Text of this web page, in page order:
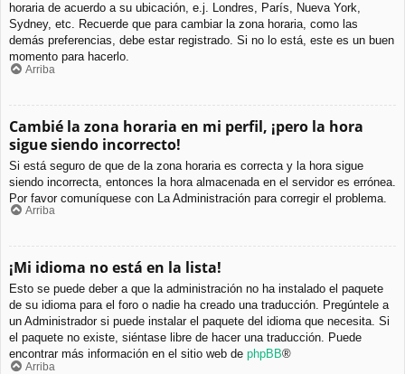
horaria de acuerdo a su ubicación, e.j. Londres, París, Nueva York,
Sydney, etc. Recuerde que para cambiar la zona horaria, como las
demás preferencias, debe estar registrado. Si no lo está, este es un buen
momento para hacerlo.
Arriba
Cambié la zona horaria en mi perfil, ¡pero la hora
sigue siendo incorrecto!
Si está seguro de que de la zona horaria es correcta y la hora sigue
siendo incorrecta, entonces la hora almacenada en el servidor es errónea.
Por favor comuníquese con La Administración para corregir el problema.
Arriba
¡Mi idioma no está en la lista!
Esto se puede deber a que la administración no ha instalado el paquete
de su idioma para el foro o nadie ha creado una traducción. Pregúntele a
un Administrador si puede instalar el paquete del idioma que necesita. Si
el paquete no existe, siéntase libre de hacer una traducción. Puede
encontrar más información en el sitio web de phpBB®
Arriba